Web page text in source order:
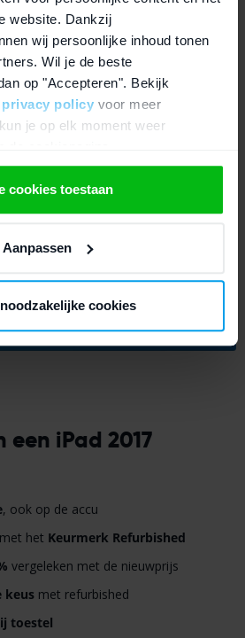
website. Dankzij
wij persoonlijke inhoud tonen
Wil je de beste
op "Accepteren". Bekijk
privacy policy voor meer
je op elk moment weer
21 derdendie uw gegevens
verwerken.
cookies toestaan
Aanpassen
cookies
Pencil (1e generatie)aan toe, en je
voor een fractie van de nieuwprijs.
refurbished iPad 2017?
iPad 2017
, ook op de accu
het Keurmerk Refurbished
vergeleken met de nieuwprijs
keus met refurbished
toestel